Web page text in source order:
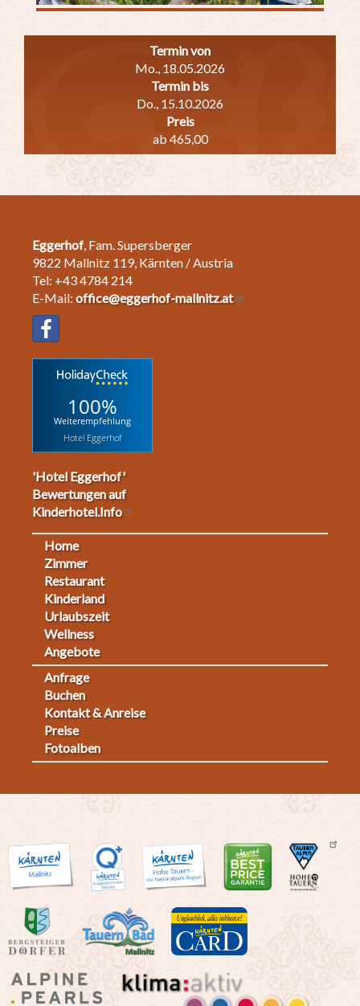
Termin von
Mo., 18.05.2026
Termin bis
Do., 15.10.2026
Preis
ab 465,00
Eggerhof, Fam. Supersberger
9822 Mallnitz 119, Kärnten / Austria
Tel: +43 4784 214
E-Mail: office@eggerhof-mallnitz.at
100%
Weiterempfehlung
Hotel Eggerhof
'Hotel Eggerhof'
Bewertungen auf
Kinderhotel.Info
Footermenu
Home
Zimmer
Restaurant
Kinderland
Urlaubszeit
Wellness
Angebote
Fußmenü
2
Anfrage
Buchen
Kontakt & Anreise
Preise
Fotoalben